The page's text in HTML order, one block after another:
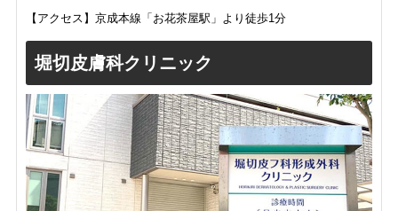
【アクセス】 京成本線「 お花茶屋駅」より徒歩1分
堀切皮膚科クリニック